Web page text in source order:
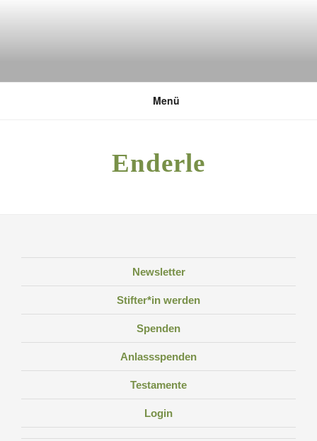
DEUTSCHE UMWELTSTIFTUNG
Menü
Enderle
Newsletter
Stifter*in werden
Spenden
Anlassspenden
Testamente
Login